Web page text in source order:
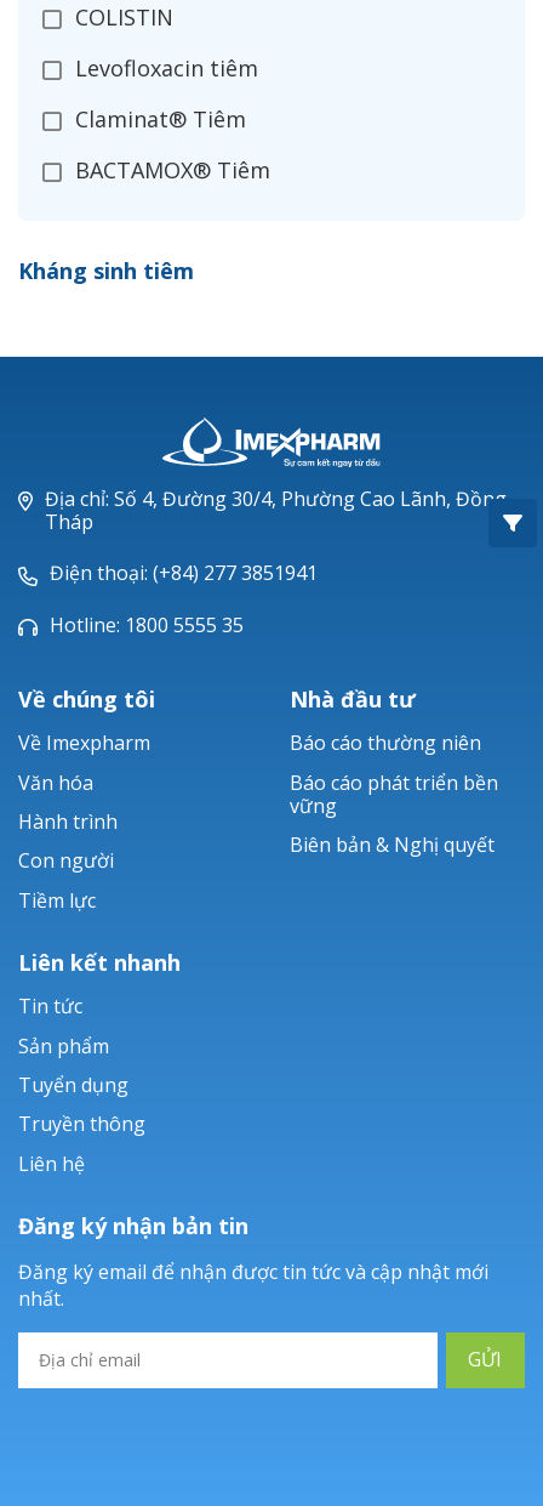
COLISTIN
Levofloxacin tiêm
Claminat® Tiêm
BACTAMOX® Tiêm
Ceftizoxim®
Piperacillin
Ticarlinat®
Zobacta®
Bacsulfo®
Kháng sinh tiêm
Địa chỉ: Số 4, Đường 30/4, Phường Cao Lãnh, Đồng
Tháp
Điện thoại: (+84) 277 3851941
Hotline: 1800 5555 35
Về chúng tôi
Về Imexpharm
Văn hóa
Hành trình
Con người
Tiềm lực
Nhà đầu tư
Báo cáo thường niên
Báo cáo phát triển bền
vững
Biên bản & Nghị quyết
Liên kết nhanh
Tin tức
Sản phẩm
Tuyển dụng
Truyền thông
Liên hệ
Đăng ký nhận bản tin
Đăng ký email để nhận được tin tức và cập nhật mới
nhất.
GỬI